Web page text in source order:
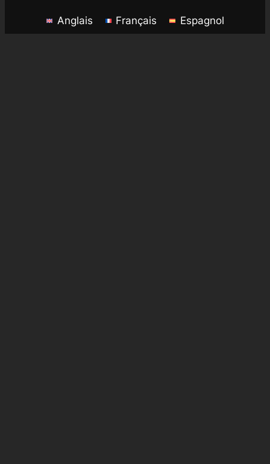
Anglais Français Espagnol